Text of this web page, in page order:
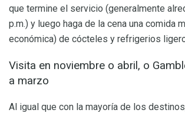
que termine el servicio (generalmente
p.m.) y luego haga de la cena una comida
económica) de cócteles y refrigerios
Visita en noviembre o abril, o
a marzo
Al igual que con la mayoría de los